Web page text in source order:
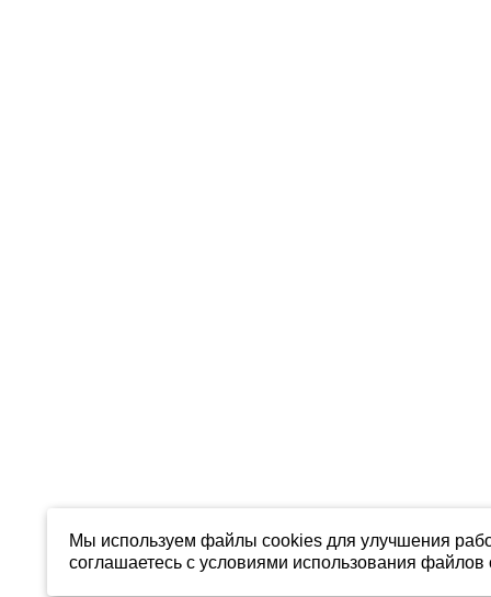
Мы используем файлы cookies для улучшения
соглашаетесь с условиями использования файлов